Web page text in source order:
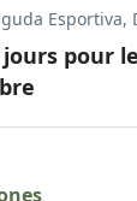
Esportiva,
jours pour